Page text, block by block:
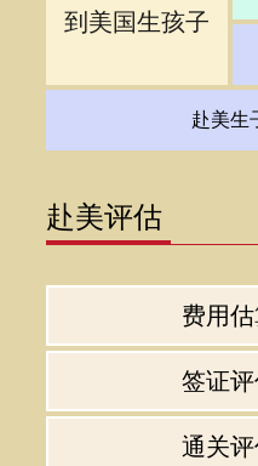
到美国生孩子
赴美生
赴美评估
费用
签证
通关